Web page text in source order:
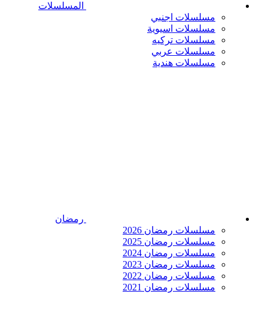
المسلسلات
مسلسلات اجنبي
مسلسلات اسيوية
مسلسلات تركيه
مسلسلات عربي
مسلسلات هندية
رمضان
مسلسلات رمضان 2026
مسلسلات رمضان 2025
مسلسلات رمضان 2024
مسلسلات رمضان 2023
مسلسلات رمضان 2022
مسلسلات رمضان 2021